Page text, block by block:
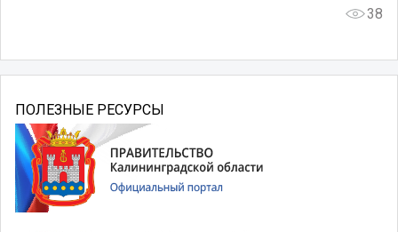
38
ПОЛЕЗНЫЕ РЕСУРСЫ